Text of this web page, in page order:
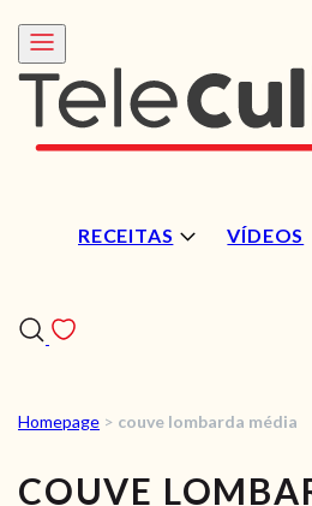
RECEITAS VÍDEOS
Homepage > couve lombarda média
COUVE